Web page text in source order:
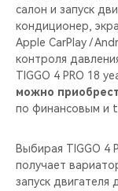
салон и запуск
кондиционер,
Apple CarPlay /
контроля
TIGGO 4 PRO 18
можно
по финансовым и
Выбирая TIGGO 4
получает
запуск двигателя